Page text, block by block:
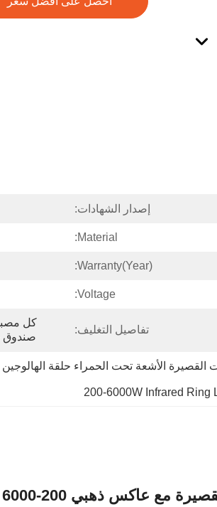
إصدار الشهادات:
Material:
Warranty(Year):
Voltage:
تفاصيل التغليف:
صندوق
200-6000W Infrared Ring
ذهبي 200-6000 واط